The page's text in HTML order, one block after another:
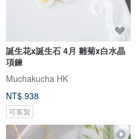
誕生花x誕生石 4月 雛菊x白水晶
項鍊
Muchakucha HK
NT$ 938
可客製